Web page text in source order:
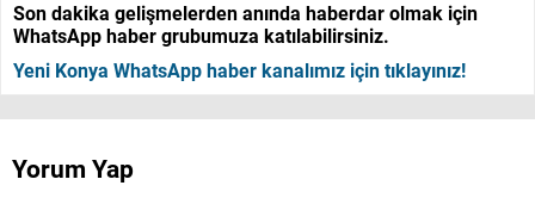
Son dakika gelişmelerden anında haberdar olmak için
WhatsApp haber grubumuza katılabilirsiniz.
Yeni Konya WhatsApp haber kanalımız için tıklayınız!
Yorum Yap